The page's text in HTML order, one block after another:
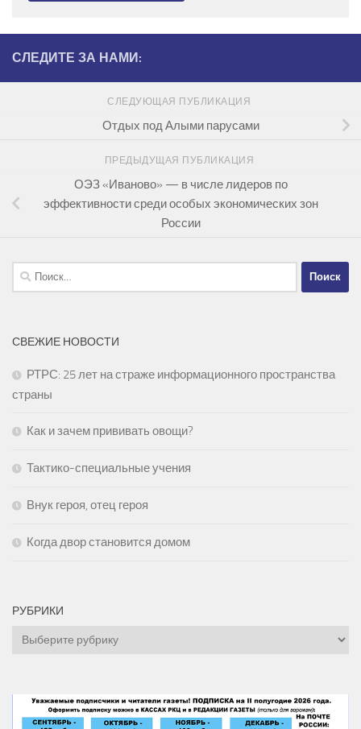
СЛЕДИТЕ ЗА НАМИ:
СЛЕДУЮЩАЯ ПУБЛИКАЦИЯ
Отдых под Алыми парусами
ПРЕДЫДУЩАЯ ПУБЛИКАЦИЯ
ОЭЗ «Иваново» — в числе лидеров по
эффективности среди особых экономических зон
России
Найти:
СВЕЖИЕ НОВОСТИ
РТРС: 25 лет на страже информационного пространства
страны
Как и зачем прививать овощи?
Тактико-специальные учения
Внук героя, отец героя
Когда двор становится домом
РУБРИКИ
Рубрики